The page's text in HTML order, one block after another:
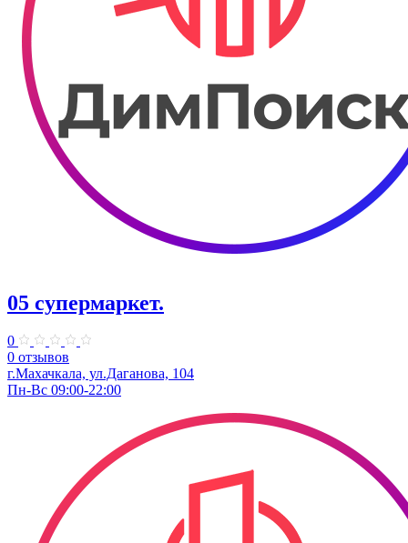
05 супермаркет.
0
0 отзывов
г.Махачкала, ул.​Даганова, 104
Пн-Вс 09:00-22:00